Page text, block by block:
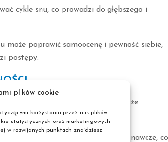
plików cookie
korzystania przez nas plików
statystycznych oraz marketingowych
w rozwijanych punktach znajdziesz
cykle snu, co prowadzi do głębszego i
może poprawić samoocenę i pewność siebie,
postępy.
wytrzymałość, co sprawia, że
koncentrację i zdolności poznawcze, co